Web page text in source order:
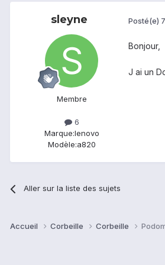
sleyne
Membre
6
Marque:lenovo
Modèle:a820
Posté(e)
Bonjour,
J ai un
Aller sur la liste des sujets
Accueil Corbeille Corbeille